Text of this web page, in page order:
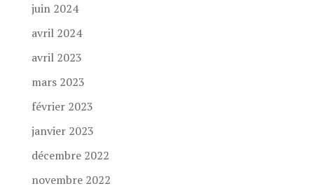
juin 2024
avril 2024
avril 2023
mars 2023
février 2023
janvier 2023
décembre 2022
novembre 2022